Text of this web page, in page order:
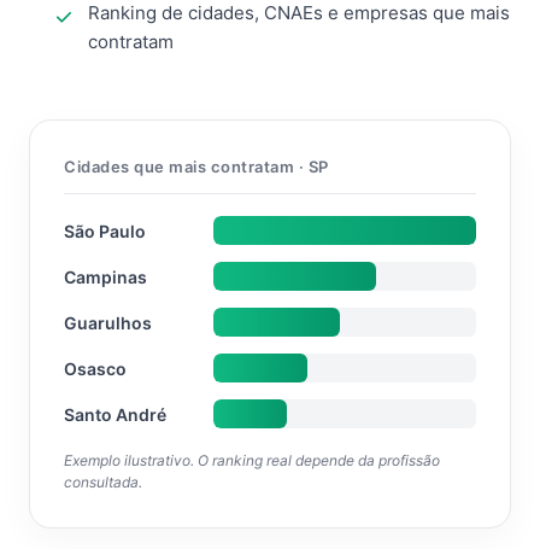
Ranking de cidades, CNAEs e empresas que mais
contratam
Cidades que mais contratam · SP
São Paulo
Campinas
Guarulhos
Osasco
Santo André
Exemplo ilustrativo. O ranking real depende da profissão
consultada.